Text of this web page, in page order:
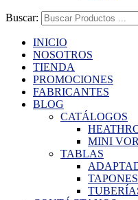
Buscar:
INICIO
NOSOTROS
TIENDA
PROMOCIONES
FABRICANTES
BLOG
CATÁLOGOS
MINI
TABLAS